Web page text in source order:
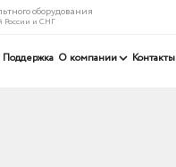
оборудования
России и СНГ
Поддержка О компании Контакты